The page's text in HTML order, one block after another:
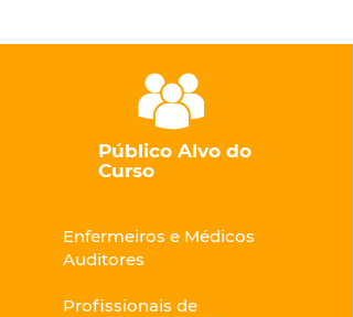
Público Alvo do
Curso
Enfermeiros e Médicos
Auditores
Profissionais de